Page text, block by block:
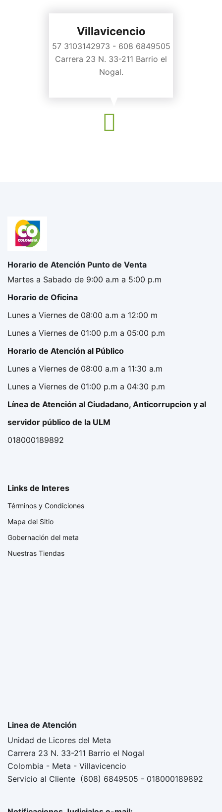
Villavicencio
57 3103142973 - 608 6849505
Carrera 23 N. 33-211 Barrio el
Nogal.
Horario de Atención Punto de Venta
Martes a Sabado de 9:00 a.m a 5:00 p.m
Horario de Oficina
Lunes a Viernes de 08:00 a.m a 12:00 m
Lunes a Viernes de 01:00 p.m a 05:00 p.m
Horario de Atención al Público
Lunes a Viernes de 08:00 a.m a 11:30 a.m
Lunes a Viernes de 01:00 p.m a 04:30 p.m
Línea de Atención al Ciudadano, Anticorrupcion y al
servidor público de la ULM
018000189892
Links de Interes
Términos y Condiciones
Mapa del Sitio
Gobernación del meta
Nuestras Tiendas
Linea de Atención
Unidad de Licores del Meta
Carrera 23 N. 33-211 Barrio el Nogal
Colombia - Meta - Villavicencio
Servicio al Cliente (608) 6849505 - 018000189892